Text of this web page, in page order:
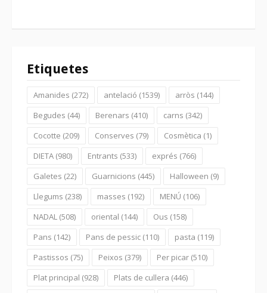
Etiquetes
Amanides (272) antelació (1539) arròs (144)
Begudes (44) Berenars (410) carns (342)
Cocotte (209) Conserves (79) Cosmètica (1)
DIETA (980) Entrants (533) exprés (766)
Galetes (22) Guarnicions (445) Halloween (9)
Llegums (238) masses (192) MENÚ (106)
NADAL (508) oriental (144) Ous (158)
Pans (142) Pans de pessic (110) pasta (119)
Pastissos (75) Peixos (379) Per picar (510)
Plat principal (928) Plats de cullera (446)